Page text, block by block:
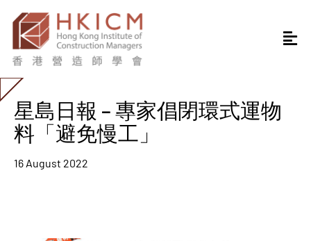
星島日報 – 專家倡閉環式運物
料「避免慢工」
16 August 2022